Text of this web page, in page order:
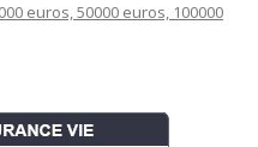
euros, 50000 euros, 100000